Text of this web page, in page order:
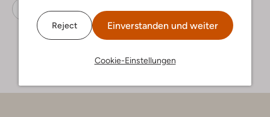
Reject Einverstanden und weiter
Cookie-Einstellungen
Sneaker Low Pme Legend Wildleder